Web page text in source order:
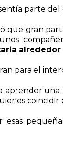
parte del
que gran
para el
aprender
coincidir
esas